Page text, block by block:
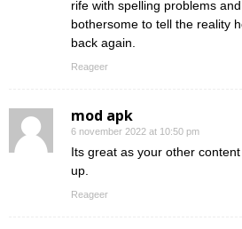
rife with spelling problems
bothersome to tell the reality
back again.
Reageer
mod apk
6 november 2022 at 10:50 pm
Its great as your other
up.
Reageer